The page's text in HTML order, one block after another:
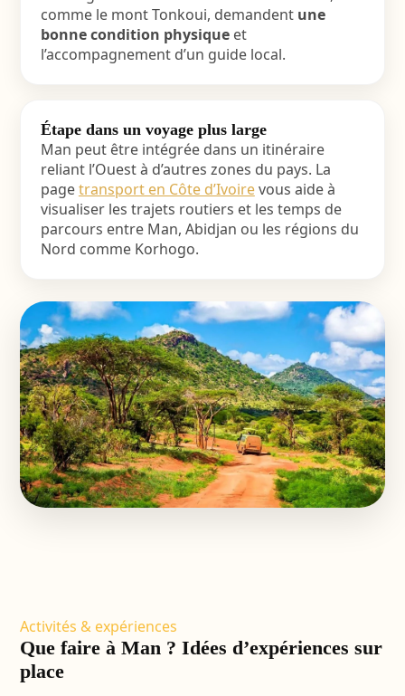
comme le mont Tonkoui, demandent une
bonne condition physiqueet
l’accompagnement d’un guide local.
Étape dans un voyage plus large
Man peut être intégrée dans un itinéraire
reliant l’Ouest à d’autres zones du pays. La
pagetransport en Côte d’Ivoirevous aide à
visualiser les trajets routiers et les temps de
parcours entre Man, Abidjan ou les régions du
Nord comme Korhogo.
Activités & expériences
Que faire à Man ? Idées d’expériences sur
place